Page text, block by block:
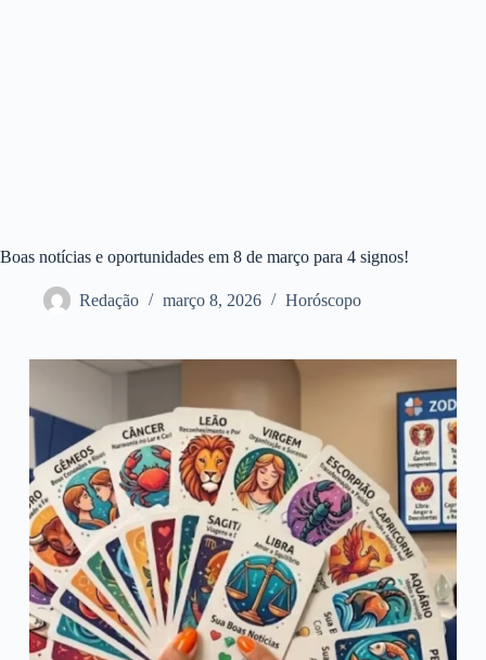
Boas notícias e oportunidades em 8 de março para 4 signos!
Redação março 8, 2026 Horóscopo